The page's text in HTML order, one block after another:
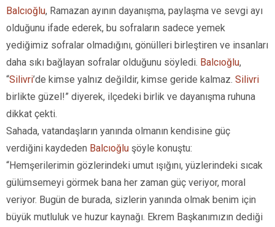
Balcıoğlu, Ramazan ayının dayanışma, paylaşma ve sevgi ayı
olduğunu ifade ederek, bu sofraların sadece yemek
yediğimiz sofralar olmadığını, gönülleri birleştiren ve insanları
daha sıkı bağlayan sofralar olduğunu söyledi. Balcıoğlu,
“Silivri’de kimse yalnız değildir, kimse geride kalmaz. Silivri
birlikte güzel!” diyerek, ilçedeki birlik ve dayanışma ruhuna
dikkat çekti.
Sahada, vatandaşların yanında olmanın kendisine güç
verdiğini kaydeden Balcıoğlu şöyle konuştu:
“Hemşerilerimin gözlerindeki umut ışığını, yüzlerindeki sıcak
gülümsemeyi görmek bana her zaman güç veriyor, moral
veriyor. Bugün de burada, sizlerin yanında olmak benim için
büyük mutluluk ve huzur kaynağı. Ekrem Başkanımızın dediği